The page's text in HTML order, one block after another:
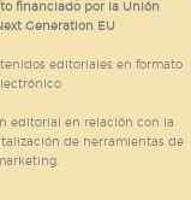
financiado por la Unión
Generation EU
editoriales en formato
editorial en relación con la
de herramientas de